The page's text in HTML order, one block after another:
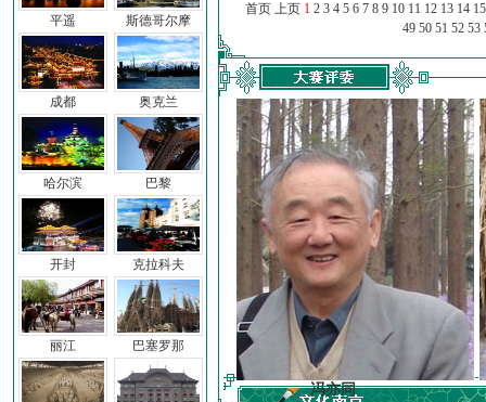
平遥
成都
哈尔滨
开封
丽江
斯德哥尔摩
奥克兰
巴黎
克拉科夫
巴塞罗那
首页 上页 1 2 3 4 5 6 7 8 9 10 11 12 13 14 15
49 50 51 52 53
子 冯亦同